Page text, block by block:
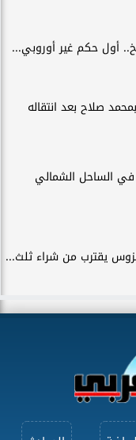
أول حكم غير أوروبي...
صلاح بعد انتقاله
الساحل الشمالي
يقترب من شراء ثلث...